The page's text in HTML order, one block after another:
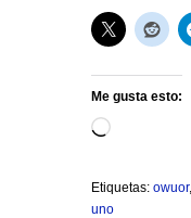
Me gusta esto:
Cargando...
Etiquetas: owuor,
uno